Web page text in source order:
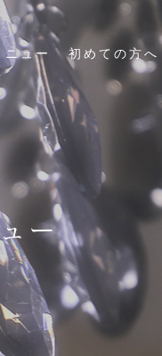
ュー 初めての方へ
ー